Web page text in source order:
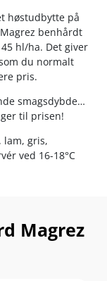
høstudbytte på
benhårdt
hl/ha. Det giver
du normalt
pris.
smagsdybde…
til prisen!
lam, gris,
ved 16-18°C
Magrez